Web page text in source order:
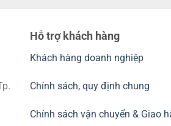
sản
phẩm
Hỗ trợ khách hàng
Khách hàng doanh nghiệp
Chính sách, quy định chung
Chính sách vận chuyển & Giao